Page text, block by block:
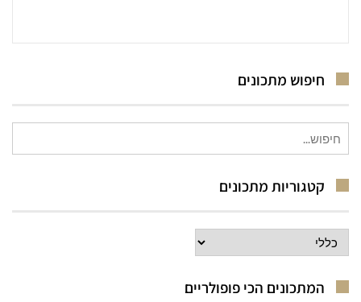
חיפוש מתכונים
עבור:
קטגוריות מתכונים
קטגוריות
מתכונים
המתכונים הכי פופולריים